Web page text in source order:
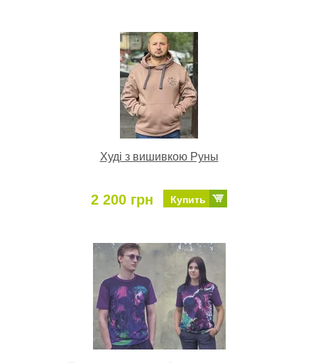
Худі з вишивкою Руны
2 200 грн Купить